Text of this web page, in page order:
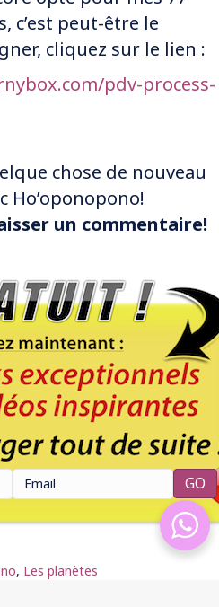
c’est peut-être le
cliquez sur le lien :
pdv-process-
chose de nouveau
Ho’oponopono!
un commentaire!
, Les planètes